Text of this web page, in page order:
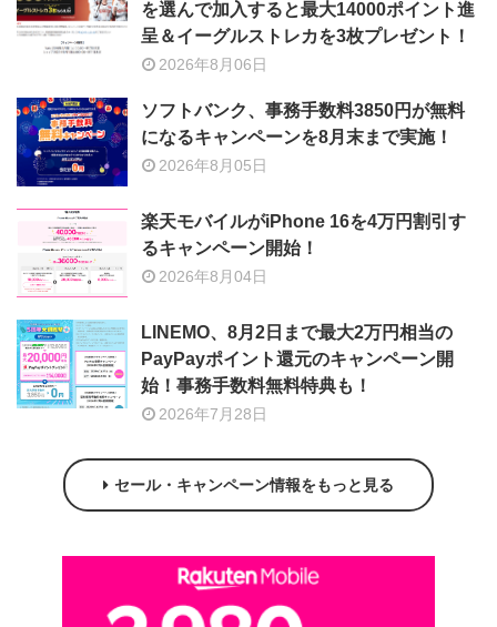
を選んで加入すると最大14000ポイント進
呈＆イーグルストレカを3枚プレゼント！
2026年8月06日
ソフトバンク、事務手数料3850円が無料
になるキャンペーンを8月末まで実施！
2026年8月05日
楽天モバイルがiPhone 16を4万円割引す
るキャンペーン開始！
2026年8月04日
LINEMO、8月2日まで最大2万円相当の
PayPayポイント還元のキャンペーン開
始！事務手数料無料特典も！
2026年7月28日
セール・キャンペーン情報をもっと見る